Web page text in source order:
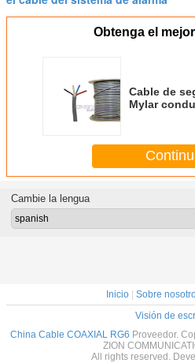
Obtenga el
Cable de
Mylar
Cambie la lengua
Inicio| Sobre
Visión de
China Cable COAXIAL RG6 Proveedor.
ZION
All rights reserved.